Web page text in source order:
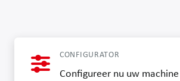
CONFIGURATOR
Configureer nu uw machine